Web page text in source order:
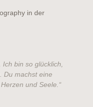
Ich bin so glücklich,
Du machst eine
und Seele.“